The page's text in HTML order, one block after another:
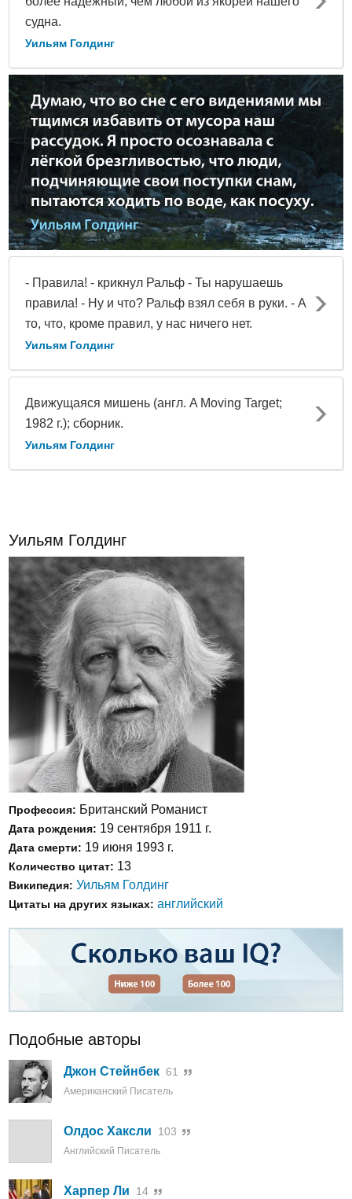
судна.
Уильям Голдинг
- Правила! - крикнул Ральф - Ты нарушаешь
правила! - Ну и что? Ральф взял себя в руки. - А
то, что, кроме правил, у нас ничего нет.
Уильям Голдинг
Движущаяся мишень (англ. A Moving Target;
1982 г.); сборник.
Уильям Голдинг
Уильям Голдинг
Профессия: Британский Романист
Дата рождения: 19 сентября 1911 г.
Дата смерти: 19 июня 1993 г.
Количество цитат: 13
Википедия: Уильям Голдинг
Цитаты на других языках: английский
Подобные авторы
Джон Стейнбек 61
Американский Писатель
Олдос Хаксли 103
Английский Писатель
Харпер Ли 14